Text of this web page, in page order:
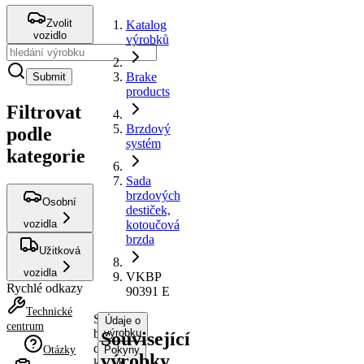
Zvolit
vozidlo
Submit
Filtrovat
podle
kategorie
Osobní
vozidla
Užitková
vozidla
Rychlé odkazy
Technické
centrum
Otázky
Katalog
výrobků
Brake
products
Brzdový
systém
Sada
brzdových
destiček,
kotoučová
brzda
VKBP
90391 E
Sada
brzdových
destiček,
Údaje o
výrobku
Pokyny
Související